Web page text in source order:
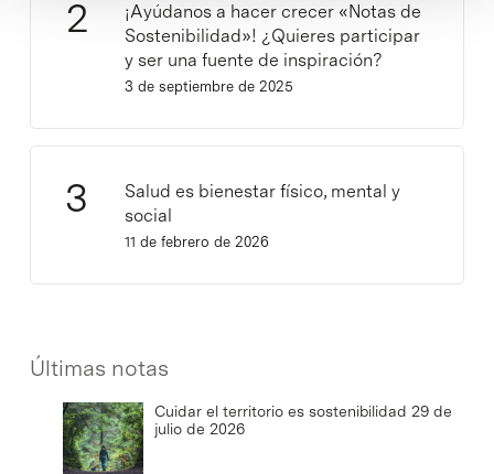
¡Ayúdanos a hacer crecer «Notas de
Sostenibilidad»! ¿Quieres participar
y ser una fuente de inspiración?
3 de septiembre de 2025
Salud es bienestar físico, mental y
social
11 de febrero de 2026
Últimas notas
Cuidar el territorio es sostenibilidad 29 de
julio de 2026